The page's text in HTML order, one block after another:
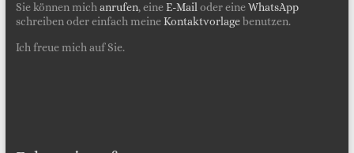
Sie können michanrufen, eineE-Mailoder eineWhatsApp
schreiben oder einfach meineKontaktvorlagebenutzen.
Ich freue mich auf Sie.